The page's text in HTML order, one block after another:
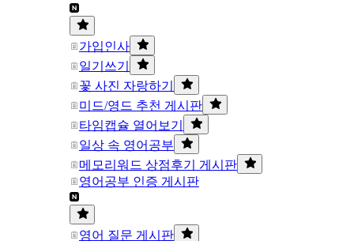
가입인사
일기쓰기
꽃 사진 자랑하기
미드/영드 추천 게시판
타임캡슐 열어보기
일상 속 영어공부
메모리워드 상점후기 게시판
영어공부 인증 게시판
영어 질문 게시판